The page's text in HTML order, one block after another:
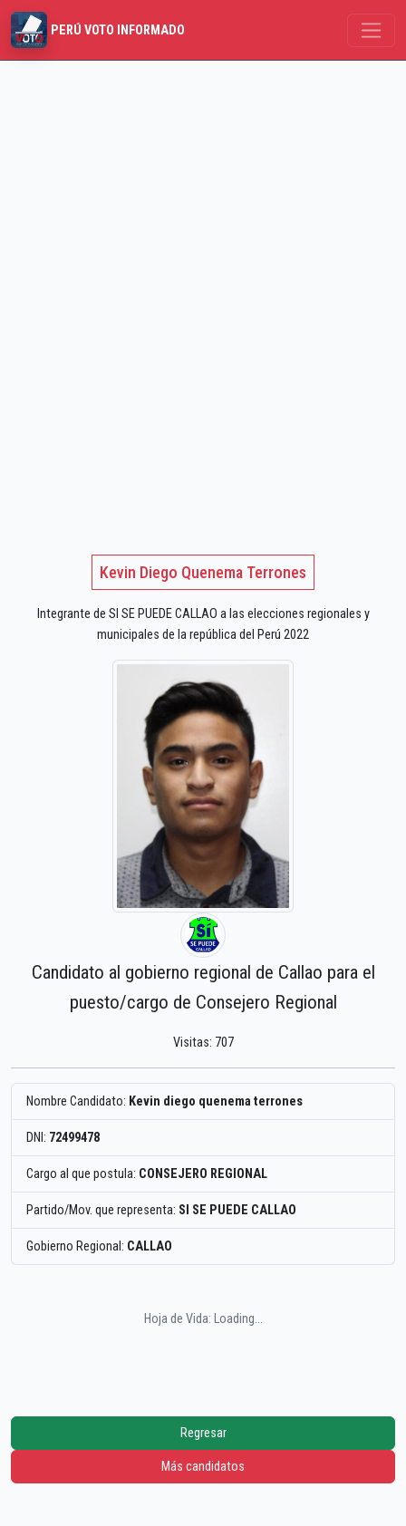
PERÚ VOTO INFORMADO
Kevin Diego Quenema Terrones
Integrante de SI SE PUEDE CALLAO a las elecciones regionales y
municipales de la república del Perú 2022
Candidato al gobierno regional de Callao para el
puesto/cargo de Consejero Regional
Visitas: 707
Nombre Candidato: Kevin diego quenema terrones
DNI: 72499478
Cargo al que postula: CONSEJERO REGIONAL
Partido/Mov. que representa: SI SE PUEDE CALLAO
Gobierno Regional: CALLAO
Hoja de Vida: Loading...
Regresar
Más candidatos